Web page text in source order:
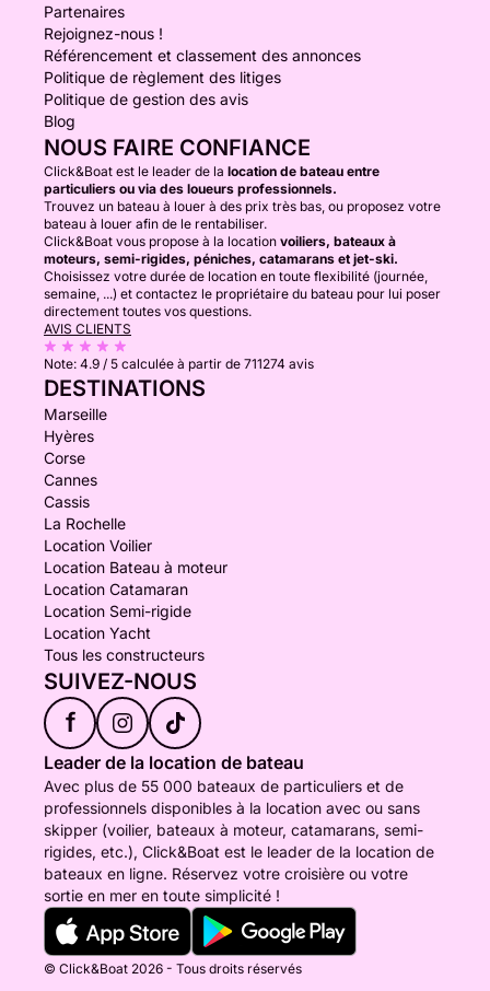
Partenaires
Rejoignez-nous !
Référencement et classement des annonces
Politique de règlement des litiges
Politique de gestion des avis
Blog
NOUS FAIRE CONFIANCE
Click&Boat est le leader de la location de bateau entre
particuliers ou via des loueurs professionnels.
Trouvez un bateau à louer à des prix très bas, ou proposez votre
bateau à louer afin de le rentabiliser.
Click&Boat vous propose à la location voiliers, bateaux à
moteurs, semi-rigides, péniches, catamarans et jet-ski.
Choisissez votre durée de location en toute flexibilité (journée,
semaine, ...) et contactez le propriétaire du bateau pour lui poser
directement toutes vos questions.
AVIS CLIENTS
Note: 4.9 / 5 calculée à partir de 711274 avis
DESTINATIONS
Marseille
Hyères
Corse
Cannes
Cassis
La Rochelle
Location Voilier
Location Bateau à moteur
Location Catamaran
Location Semi-rigide
Location Yacht
Tous les constructeurs
SUIVEZ-NOUS
f
Leader de la location de bateau
Avec plus de 55 000 bateaux de particuliers et de
professionnels disponibles à la location avec ou sans
skipper (voilier, bateaux à moteur, catamarans, semi-
rigides, etc.), Click&Boat est le leader de la location de
bateaux en ligne. Réservez votre croisière ou votre
sortie en mer en toute simplicité !
© Click&Boat 2026 - Tous droits réservés